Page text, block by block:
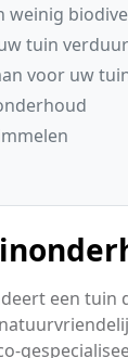
weinig
tuin
voor uw
een tuin